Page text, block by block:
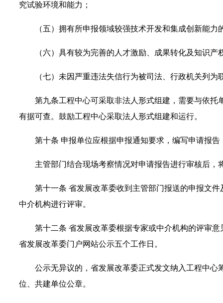
究试验环境和能力；
（五）拥有所申报领域较强技术开发和集成创新能
（六）具有较为完善的人才激励、成果转化及知识产
（七）未因严重违法失信行为被司法、行政机关列为
第九条工程中心可采取非法人形式组建，需要与依
有据可查。鼓励工程中心采取法人形式组建和运行。
第十条 申报单位应根据申报通知要求，编写申请报
主管部门结合现场考察情况对申请报告进行审核后
第十一条 省发展改革委收到主管部门报送的申报文
中介机构进行评审。
第十二条 省发展改革委根据专家或中介机构的评审
省发展改革委门户网站公示五个工作日。
公示无异议的，省发展改革委正式发文纳入工程中
位、共建单位公章。